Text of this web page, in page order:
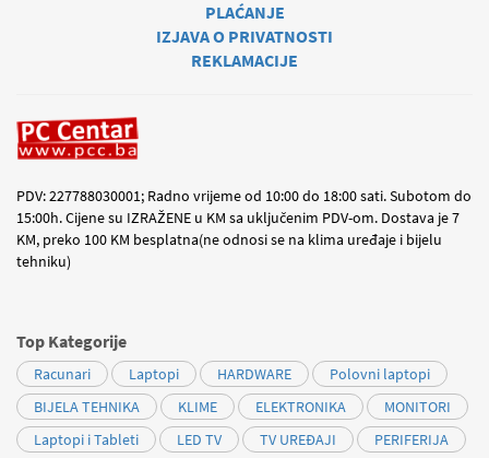
PLAĆANJE
IZJAVA O PRIVATNOSTI
REKLAMACIJE
PDV: 227788030001; Radno vrijeme od 10:00 do 18:00 sati. Subotom do
15:00h. Cijene su IZRAŽENE u KM sa uključenim PDV-om. Dostava je 7
KM, preko 100 KM besplatna(ne odnosi se na klima uređaje i bijelu
tehniku)
Top Kategorije
Racunari Laptopi HARDWARE
Polovni laptopi
BIJELA TEHNIKA
KLIME ELEKTRONIKA
MONITORI
Laptopi i Tableti
LED TV TV UREĐAJI
PERIFERIJA